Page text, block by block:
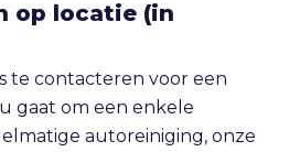
op locatie (in
te contacteren voor een
gaat om een enkele
autoreiniging, onze